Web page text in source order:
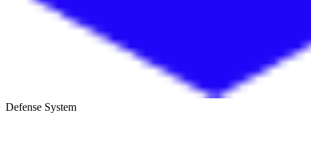
Defense System